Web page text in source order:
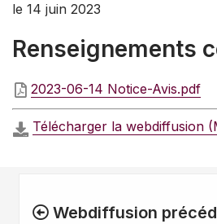
le 14 juin 2023
Renseignements
2023-06-14 Notice-Avis.pdf
Télécharger la webdiffusion
Webdiffusion